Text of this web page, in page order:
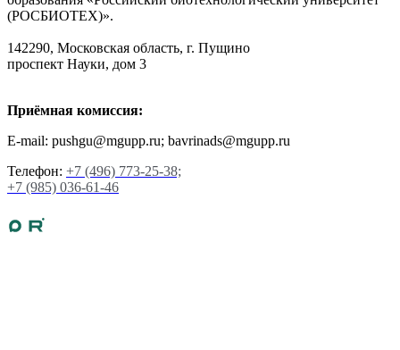
(РОСБИОТЕХ)».
142290, Московская область, г. Пущино
проспект Науки, дом 3
Приёмная комиссия:
E-mail: pushgu@mgupp.ru; bavrinads@mgupp.ru
Телефон: +7 (496) 773-25-38;
+7 (985) 036-61-46